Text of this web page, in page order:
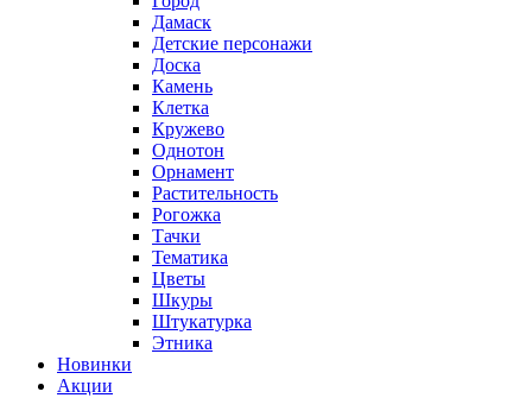
Дамаск
Детские персонажи
Доска
Камень
Клетка
Кружево
Однотон
Орнамент
Растительность
Рогожка
Тачки
Тематика
Цветы
Шкуры
Штукатурка
Этника
Новинки
Акции